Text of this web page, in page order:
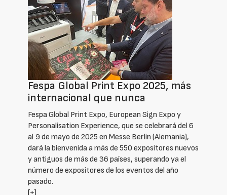
Fespa Global Print Expo 2025, más
internacional que nunca
Fespa Global Print Expo, European Sign Expo y
Personalisation Experience, que se celebrará del 6
al 9 de mayo de 2025 en Messe Berlin (Alemania),
dará la bienvenida a más de 550 expositores nuevos
y antiguos de más de 36 países, superando ya el
número de expositores de los eventos del año
pasado.
[+]